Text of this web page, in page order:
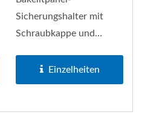
Sicherungshalter mit
Schraubkappe und
Schnellverbindungsanschluss.
Er ist für...
Einzelheiten